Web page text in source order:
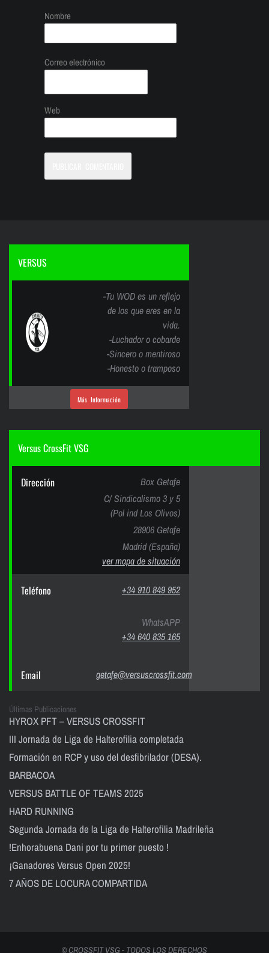
Nombre
Correo electrónico
Web
VERSUS
-Tu WOD es un reflejo
de los que eres en la
vida.
-Luchador o cobarde
-Sincero o mentiroso
-Honesto o tramposo
Más Información
Versus CrossFit VSG
Dirección
Box Getafe
C/ Sindicalismo 3 y 5
(Pol ind Los Olivos)
28906 Getafe
Madrid (España)
ver mapa de situación
Teléfono +34 910 849 952
WhatsAPP
+34 640 835 165
Email getafe@versuscrossfit.com
Últimas Publicaciones
HYROX PFT – VERSUS CROSSFIT
III Jornada de Liga de Halterofilia completada
Formación en RCP y uso del desfibrilador (DESA).
BARBACOA
VERSUS BATTLE OF TEAMS 2025
HARD RUNNING
Segunda Jornada de la Liga de Halterofilia Madrileña
!Enhorabuena Dani por tu primer puesto !
¡Ganadores Versus Open 2025!
7 AÑOS DE LOCURA COMPARTIDA
© CROSSFIT VSG - TODOS LOS DERECHOS